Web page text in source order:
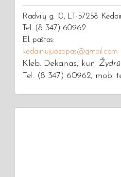
Radvilų g. 10, LT-57258
Tel. (8 347) 60962.
El. paštas:
kedainiujuozapas@gmail.com
Kleb. Dekanas, kun.
Tel. (8 347) 60962, mob.